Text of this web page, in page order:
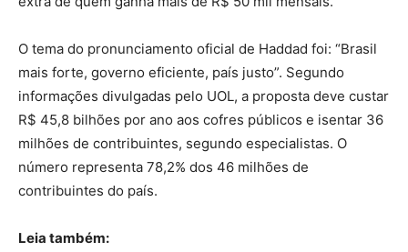
O tema do pronunciamento oficial de Haddad foi: “Brasil
mais forte, governo eficiente, país justo”. Segundo
informações divulgadas pelo UOL, a proposta deve custar
R$ 45,8 bilhões por ano aos cofres públicos e isentar 36
milhões de contribuintes, segundo especialistas. O
número representa 78,2% dos 46 milhões de
contribuintes do país.
Leia também: